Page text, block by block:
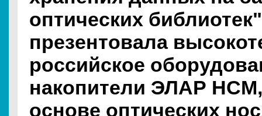
оптических
презентовала
российское
накопители ЭЛАР
основе оптических